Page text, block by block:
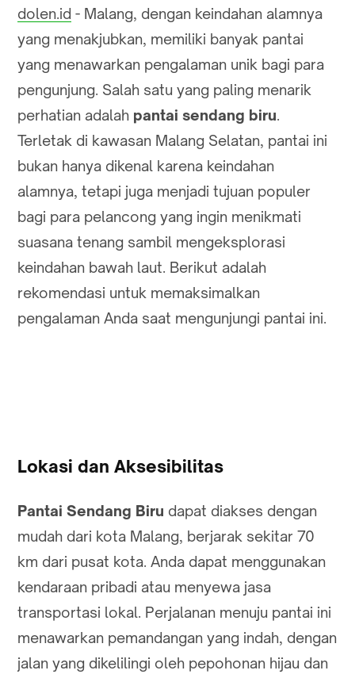
dolen.id - Malang, dengan keindahan alamnya
yang menakjubkan, memiliki banyak pantai
yang menawarkan pengalaman unik bagi para
pengunjung. Salah satu yang paling menarik
perhatian adalah pantai sendang biru.
Terletak di kawasan Malang Selatan, pantai ini
bukan hanya dikenal karena keindahan
alamnya, tetapi juga menjadi tujuan populer
bagi para pelancong yang ingin menikmati
suasana tenang sambil mengeksplorasi
keindahan bawah laut. Berikut adalah
rekomendasi untuk memaksimalkan
pengalaman Anda saat mengunjungi pantai ini.
Lokasi dan Aksesibilitas
Pantai Sendang Biru dapat diakses dengan
mudah dari kota Malang, berjarak sekitar 70
km dari pusat kota. Anda dapat menggunakan
kendaraan pribadi atau menyewa jasa
transportasi lokal. Perjalanan menuju pantai ini
menawarkan pemandangan yang indah, dengan
jalan yang dikelilingi oleh pepohonan hijau dan